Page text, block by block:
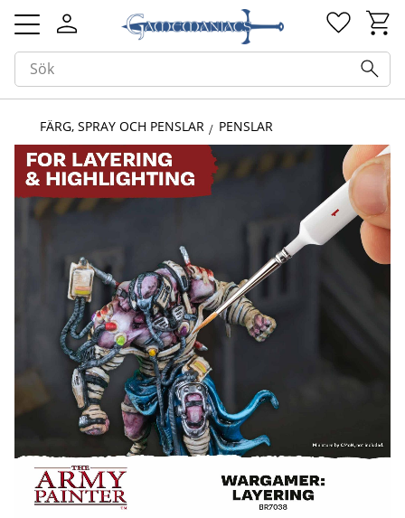
Meny
FÄRG, SPRAY OCH PENSLAR PENSLAR